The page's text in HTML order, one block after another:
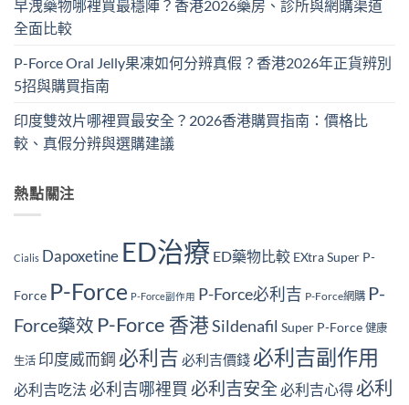
早洩藥物哪裡買最穩陣？香港2026藥房、診所與網購渠道
全面比較
P-Force Oral Jelly果凍如何分辨真假？香港2026年正貨辨別
5招與購買指南
印度雙效片哪裡買最安全？2026香港購買指南：價格比
較、真假分辨與選購建議
熱點關注
Cialis Dapoxetine ED治療 ED藥物比較 EXtra Super P-
Force P-Force P-Force副作用 P-Force必利吉 P-Force網購 P-
Force藥效 P-Force 香港Sildenafil Super P-Force 健康
生活 印度威而鋼 必利吉 必利吉價錢 必利吉副作用
必利吉吃法 必利吉哪裡買 必利吉安全必利吉心得必利